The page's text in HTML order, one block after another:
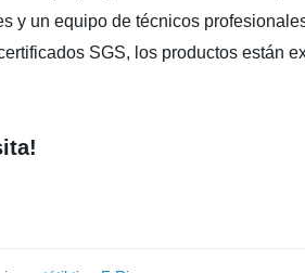
y un equipo de técnicos
SGS, los productos están